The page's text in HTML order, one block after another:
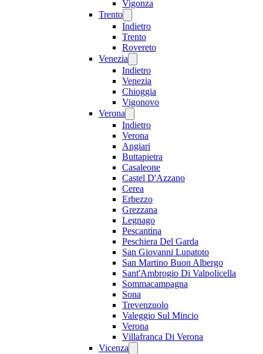
Vigonza
Trento
Indietro
Trento
Rovereto
Venezia
Indietro
Venezia
Chioggia
Vigonovo
Verona
Indietro
Verona
Angiari
Buttapietra
Casaleone
Castel D'Azzano
Cerea
Erbezzo
Grezzana
Legnago
Pescantina
Peschiera Del Garda
San Giovanni Lupatoto
San Martino Buon Albergo
Sant'Ambrogio Di Valpolicella
Sommacampagna
Sona
Trevenzuolo
Valeggio Sul Mincio
Verona
Villafranca Di Verona
Vicenza